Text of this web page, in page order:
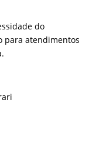
do
para atendimentos